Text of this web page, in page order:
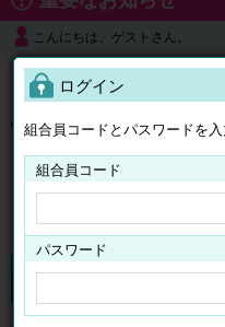
こんにちは、ゲストさん。
よくある質問
チケット
ログイン
組合員コードとパスワードを入
組合員コード
パスワード